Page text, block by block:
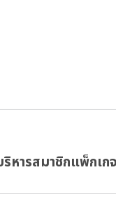
หารสมาชิกแพ็กเ